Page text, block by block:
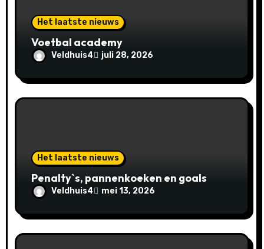
Het laatste nieuws
Voetbal academy
Veldhuis4 juli 28, 2026
Het laatste nieuws
Penalty`s, pannenkoeken en goals
Veldhuis4 mei 13, 2026